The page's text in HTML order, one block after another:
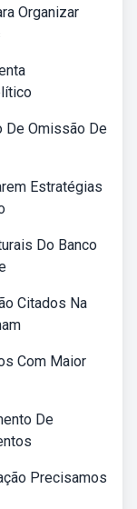
Organizar
De Omissão De
Estratégias
Do Banco
Citados Na
Com Maior
De
Precisamos